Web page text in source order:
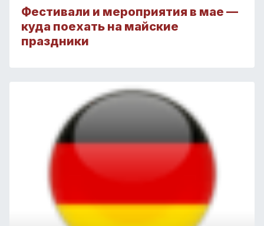
Фестивали и мероприятия в мае —
куда поехать на майские
праздники